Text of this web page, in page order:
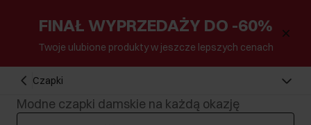
FINAŁ WYPRZEDAŻY DO -60%
Twoje ulubione produkty w jeszcze lepszych cenach
Czapki
Modne czapki damskie na każdą okazję